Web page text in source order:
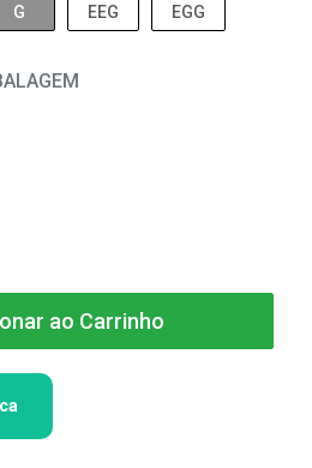
G EEG EGG
ao Carrinho